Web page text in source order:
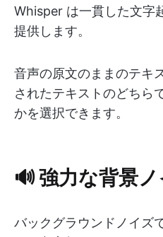
Whisper は一貫した文字
提供します。
音声の原文のままのテキ
されたテキストのどちら
かを選択できます。
🔊 強力な背景
バックグラウンドノイズ